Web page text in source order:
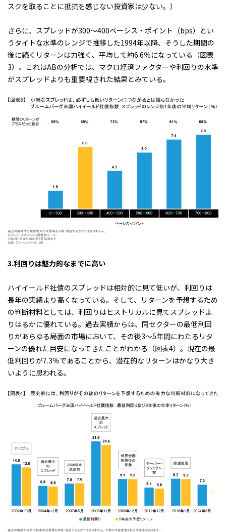
スクを取ることに抵抗を感じない投資家は少ない。）
さらに、スプレッドが300～400ベーシス・ポイント（bps）とい
うタイトな水準のレンジで推移した1994年以降、そうした期間の
後に続くリターンは力強く、平均して約6.6％になっている（図表
3）。これはABの分析では、マクロ経済ファクターや利回りの水準
がスプレッドよりも重要視された結果とみている。
3.利回りは魅力的なまでに高い
ハイイールド社債のスプレッドは相対的に見て低いが、利回りは
長年の実績より高くなっている。そして、リターンを予想するため
の判断材料としては、利回りはヒストリカルに見てスプレッドよ
りはるかに優れている。過去実績からは、同セクターの最低利回
りがあらゆる局面の市場において、その後3～5年間にわたるリタ
ーンの優れた目安になってきたことがわかる（図表4）。現在の最
低利回りが7.3％であることから、潜在的なリターンはかなり大き
いように思われる。